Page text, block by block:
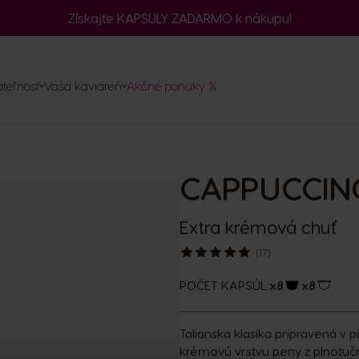
Získajte KAPSULY ZADARMO k nákupu!
Vaša kaviareň Akčné ponuky %
Extra krémová chuť
(17)
POČET KAPSÚL:x8 x8
Talianska klasika pripravená v
krémovú vrstvu peny z